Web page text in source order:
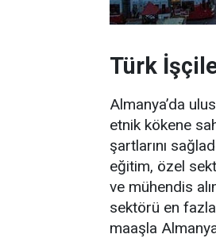
Türk
Almanya’da
etnik kökene
şartlarını
eğitim, özel
ve mühendis
sektörü en
maaşla